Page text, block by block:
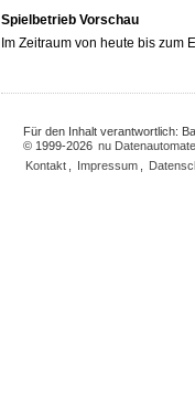
Spielbetrieb Vorschau
Im Zeitraum von heute bis zum
Für den Inhalt verantwortlich:
© 1999-2026 nu
Kontakt
Impressum